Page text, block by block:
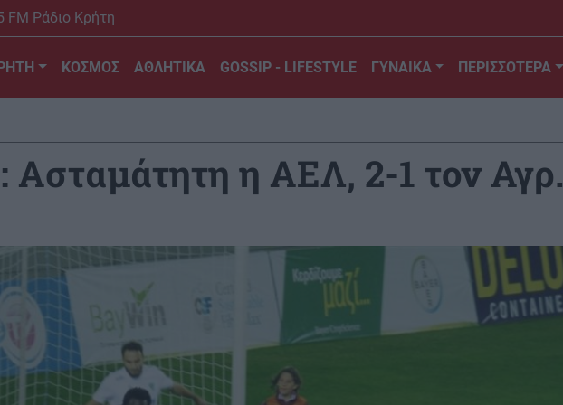
FM Ράδιο Κρήτη
ΚΟΣΜΟΣ ΑΘΛΗΤΙΚΑ GOSSIP - LIFESTYLE ΓΥΝΑΙΚΑ ΠΕΡΙΣΣΟΤΕΡΑ
Ασταμάτητη η ΑΕΛ, 2-1 τον Αγρ.